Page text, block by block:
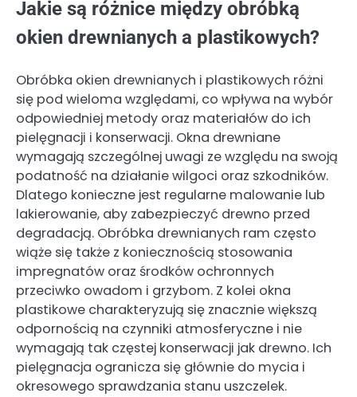
Jakie są różnice między obróbką
okien drewnianych a plastikowych?
Obróbka okien drewnianych i plastikowych różni
się pod wieloma względami, co wpływa na wybór
odpowiedniej metody oraz materiałów do ich
pielęgnacji i konserwacji. Okna drewniane
wymagają szczególnej uwagi ze względu na swoją
podatność na działanie wilgoci oraz szkodników.
Dlatego konieczne jest regularne malowanie lub
lakierowanie, aby zabezpieczyć drewno przed
degradacją. Obróbka drewnianych ram często
wiąże się także z koniecznością stosowania
impregnatów oraz środków ochronnych
przeciwko owadom i grzybom. Z kolei okna
plastikowe charakteryzują się znacznie większą
odpornością na czynniki atmosferyczne i nie
wymagają tak częstej konserwacji jak drewno. Ich
pielęgnacja ogranicza się głównie do mycia i
okresowego sprawdzania stanu uszczelek.